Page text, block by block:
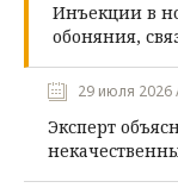
Инъекции в
обоняния,
29 июля 2026
Эксперт